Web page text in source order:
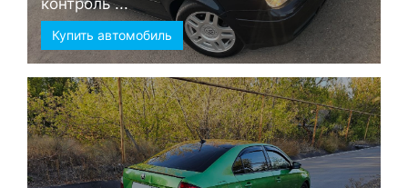
Купить автомобиль